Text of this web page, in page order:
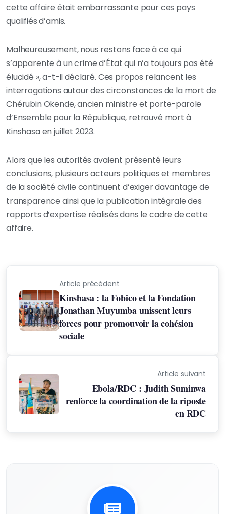
cette affaire était embarrassante pour ces pays
qualifiés d’amis.
Malheureusement, nous restons face à ce qui
s’apparente à un crime d’État qui n’a toujours pas été
élucidé », a-t-il déclaré. Ces propos relancent les
interrogations autour des circonstances de la mort de
Chérubin Okende, ancien ministre et porte-parole
d’Ensemble pour la République, retrouvé mort à
Kinshasa en juillet 2023.
Alors que les autorités avaient présenté leurs
conclusions, plusieurs acteurs politiques et membres
de la société civile continuent d’exiger davantage de
transparence ainsi que la publication intégrale des
rapports d’expertise réalisés dans le cadre de cette
affaire.
Article précédent
Kinshasa : la Fobico et la Fondation
Jonathan Muyumba unissent leurs
forces pour promouvoir la cohésion
sociale
Article suivant
Ebola/RDC : Judith Suminwa
renforce la coordination de la riposte
en RDC